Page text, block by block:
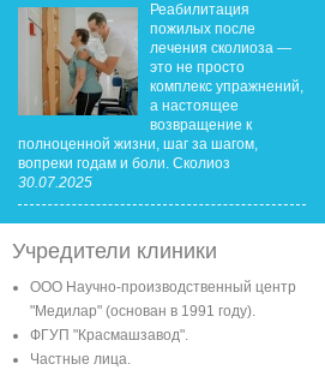
Реабилитация
пожилых после
лечения сколиоза —
это не просто
комплекс упражнений,
а настоящее
возвращение к
полноценной жизни, шаг за шагом,
вопреки годам и боли. Сколиоз
30.07.2025
Учредители клиники
ООО Научно-производственный центр
"Медилар" (основан в 1991 году).
ФГУП "Красмашзавод".
Частные лица.